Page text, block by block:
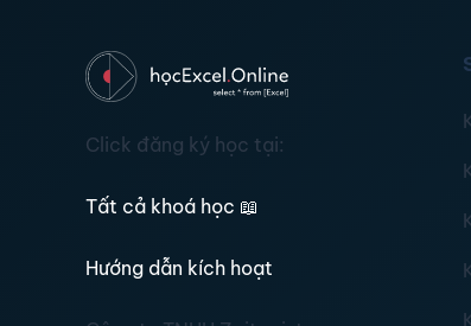
Click đăng ký học tại:
Tất cả khoá học 📖
Hướng dẫn kích hoạt